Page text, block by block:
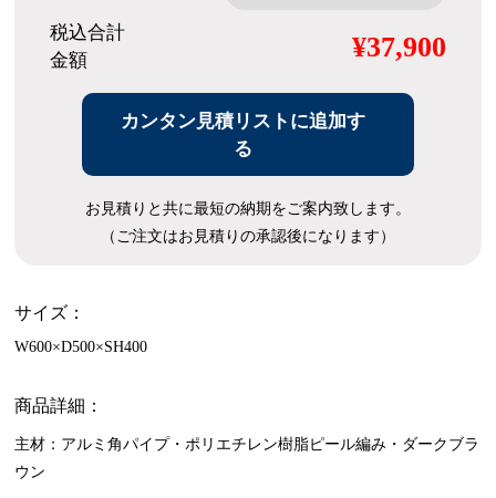
税込合計
金額
¥37,900
カンタン見積リストに追加す
る
お見積りと共に最短の納期をご案内致します。
（ご注文はお見積りの承認後になります）
サイズ：
W600×D500×SH400
商品詳細：
主材：アルミ角パイプ・ポリエチレン樹脂ピール編み・ダークブラ
ウン